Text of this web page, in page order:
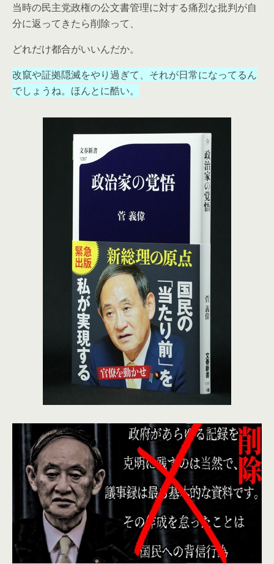
当時の民主党政権の公文書管理に対する痛烈な批判が自
分に返ってきたら削除って、
どれだけ都合がいいんだか。
改竄や証拠隠滅をやり過ぎて、それが日常になってるん
でしょうね。ほんとに酷い。